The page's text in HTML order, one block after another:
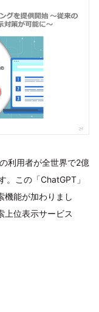
利用者が全世界で2億
。この「ChatGPT」
機能が加わりまし
上位表示サービス